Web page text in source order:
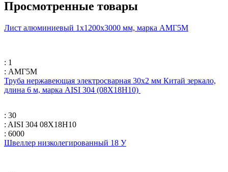
Просмотренные товары
Лист алюминиевый 1х1200х3000 мм, марка АМГ5М
: 1
: АМГ5М
Труба нержавеющая электросварная 30х2 мм Китай зеркало,
длина 6 м, марка AISI 304 (08Х18Н10)
: 30
: AISI 304 08Х18Н10
: 6000
Швеллер низколегированный 18 У